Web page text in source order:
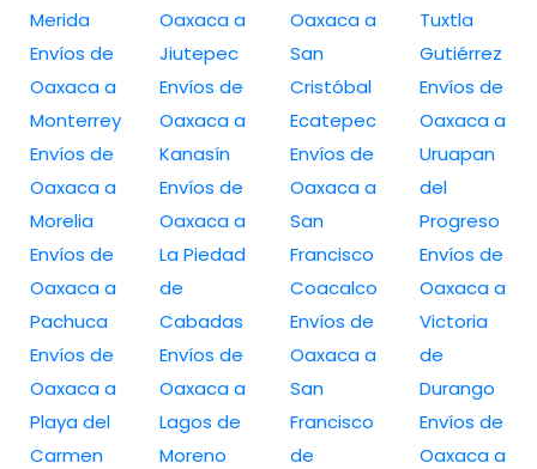
Merida
Envíos de
Oaxaca a
Monterrey
Envíos de
Oaxaca a
Morelia
Envíos de
Oaxaca a
Pachuca
Envíos de
Oaxaca a
Playa del
Carmen
Oaxaca a
Jiutepec
Envíos de
Oaxaca a
Kanasín
Envíos de
Oaxaca a
La Piedad
de
Cabadas
Envíos de
Oaxaca a
Lagos de
Moreno
Oaxaca a
San
Cristóbal
Ecatepec
Envíos de
Oaxaca a
San
Francisco
Coacalco
Envíos de
Oaxaca a
San
Francisco
de
Tuxtla
Gutiérrez
Envíos de
Oaxaca a
Uruapan
del
Progreso
Envíos de
Oaxaca a
Victoria
de
Durango
Envíos de
Oaxaca a